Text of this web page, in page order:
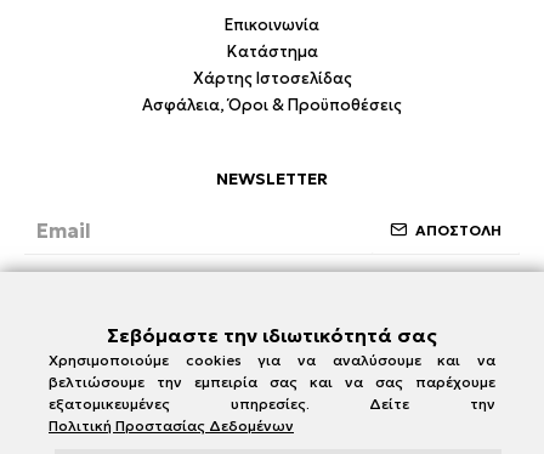
Επικοινωνία
Κατάστημα
Χάρτης Ιστοσελίδας
Ασφάλεια, Όροι & Προϋποθέσεις
NEWSLETTER
ΑΠΟΣΤΟΛΗ
Σεβόμαστε την ιδιωτικότητά σας
Χρησιμοποιούμε cookies για να αναλύσουμε και να
βελτιώσουμε την εμπειρία σας και να σας παρέχουμε
εξατομικευμένες υπηρεσίες. Δείτε την
Πολιτική Προστασίας Δεδομένων